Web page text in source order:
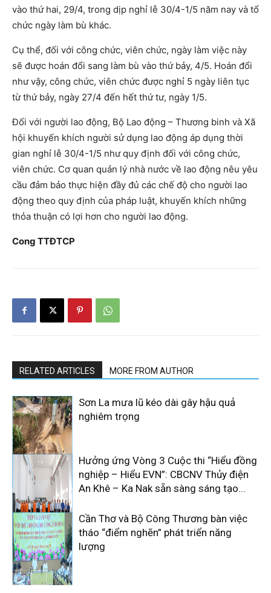
vào thứ hai, 29/4, trong dịp nghỉ lễ 30/4-1/5 năm nay và tổ
chức ngày làm bù khác.
Cụ thể, đối với công chức, viên chức, ngày làm việc này
sẽ được hoán đổi sang làm bù vào thứ bảy, 4/5. Hoán đổi
như vậy, công chức, viên chức được nghỉ 5 ngày liên tục
từ thứ bảy, ngày 27/4 đến hết thứ tư, ngày 1/5.
Đối với người lao động, Bộ Lao động – Thương binh và Xã
hội khuyến khích người sử dụng lao động áp dụng thời
gian nghỉ lễ 30/4-1/5 như quy định đối với công chức,
viên chức. Cơ quan quản lý nhà nước về lao động nêu yêu
cầu đảm bảo thực hiện đầy đủ các chế độ cho người lao
động theo quy định của pháp luật, khuyến khích những
thỏa thuận có lợi hơn cho người lao động.
Cong TTĐTCP
RELATED ARTICLES MORE FROM AUTHOR
Sơn La mưa lũ kéo dài gây hậu quả
nghiêm trọng
Hưởng ứng Vòng 3 Cuộc thi “Hiểu đồng
nghiệp – Hiểu EVN”: CBCNV Thủy điện
An Khê – Ka Nak sẵn sàng sáng tạo...
Cần Thơ và Bộ Công Thương bàn việc
tháo “điểm nghẽn” phát triển năng
lượng